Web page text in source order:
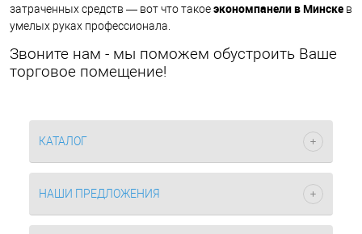
затраченных средств — вот что такоеэкономпанели в Минске в
умелых руках профессионала.
Звоните нам - мы поможем обустроить Ваше
торговое помещение!
КАТАЛОГ
НАШИ ПРЕДЛОЖЕНИЯ